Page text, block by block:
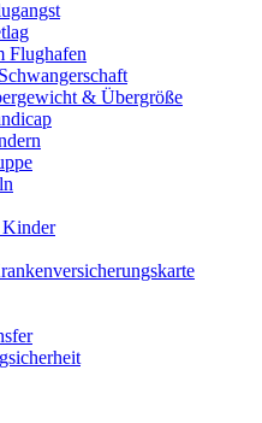
Flughafen
& Übergröße
Kinder